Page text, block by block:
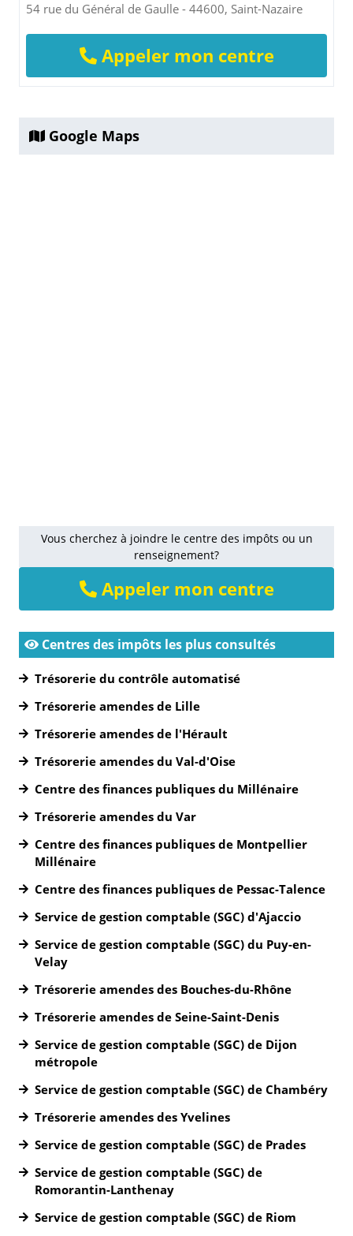
54 rue du Général de Gaulle - 44600, Saint-Nazaire
Appeler mon centre
Google Maps
Vous cherchez à joindre le centre des impôts ou un
renseignement?
Appeler mon centre
Centres des impôts les plus consultés
Trésorerie du contrôle automatisé
Trésorerie amendes de Lille
Trésorerie amendes de l'Hérault
Trésorerie amendes du Val-d'Oise
Centre des finances publiques du Millénaire
Trésorerie amendes du Var
Centre des finances publiques de Montpellier
Millénaire
Centre des finances publiques de Pessac-Talence
Service de gestion comptable (SGC) d'Ajaccio
Service de gestion comptable (SGC) du Puy-en-
Velay
Trésorerie amendes des Bouches-du-Rhône
Trésorerie amendes de Seine-Saint-Denis
Service de gestion comptable (SGC) de Dijon
métropole
Service de gestion comptable (SGC) de Chambéry
Trésorerie amendes des Yvelines
Service de gestion comptable (SGC) de Prades
Service de gestion comptable (SGC) de
Romorantin-Lanthenay
Service de gestion comptable (SGC) de Riom